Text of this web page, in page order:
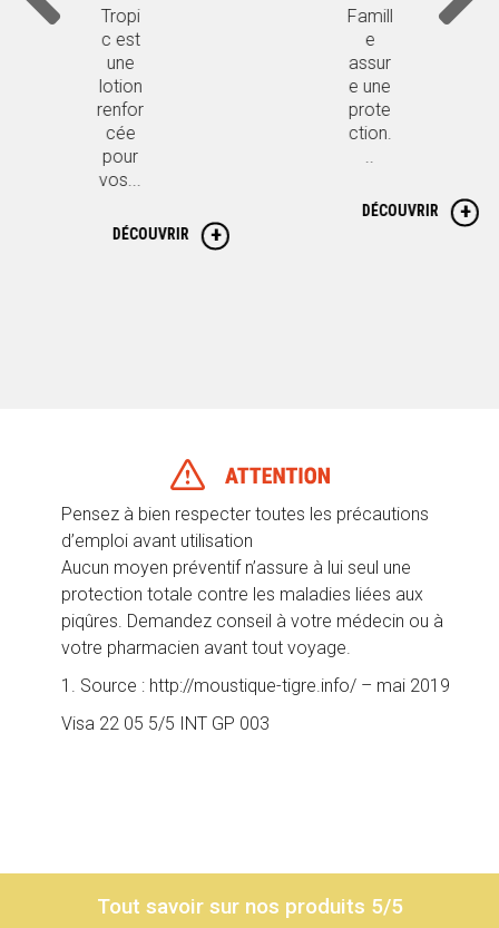
Famill
e
assur
e une
prote
ction.
..
Cinq
®
Zone
s
Temp
érées
vous
e une
Pensez à bien respecter toutes les précautions
d’emploi avant utilisation
Aucun moyen préventif n’assure à lui seul une
protection totale contre les maladies liées aux
piqûres. Demandez conseil à votre médecin ou à
votre pharmacien avant tout voyage.
1. Source : http://moustique-tigre.info/ – mai 2019
Visa 22 05 5/5 INT GP 003
Tout savoir sur nos produits 5/5